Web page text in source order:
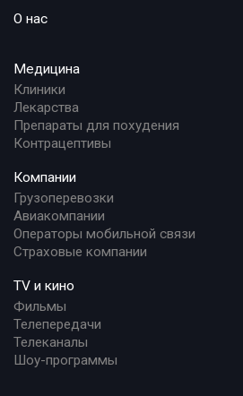
О нас
Медицина
Клиники
Лекарства
Препараты для похудения
Контрацептивы
Компании
Грузоперевозки
Авиакомпании
Операторы мобильной связи
Страховые компании
TV и кино
Фильмы
Телепередачи
Телеканалы
Шоу-программы